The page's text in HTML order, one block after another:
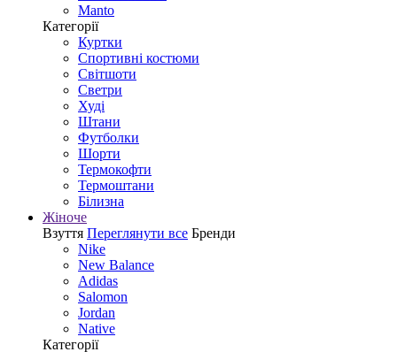
Manto
Категорії
Куртки
Спортивні костюми
Світшоти
Светри
Худі
Штани
Футболки
Шорти
Термокофти
Термоштани
Білизна
Жіноче
Взуття Переглянути все Бренди
Nike
New Balance
Adidas
Salomon
Jordan
Native
Категорії